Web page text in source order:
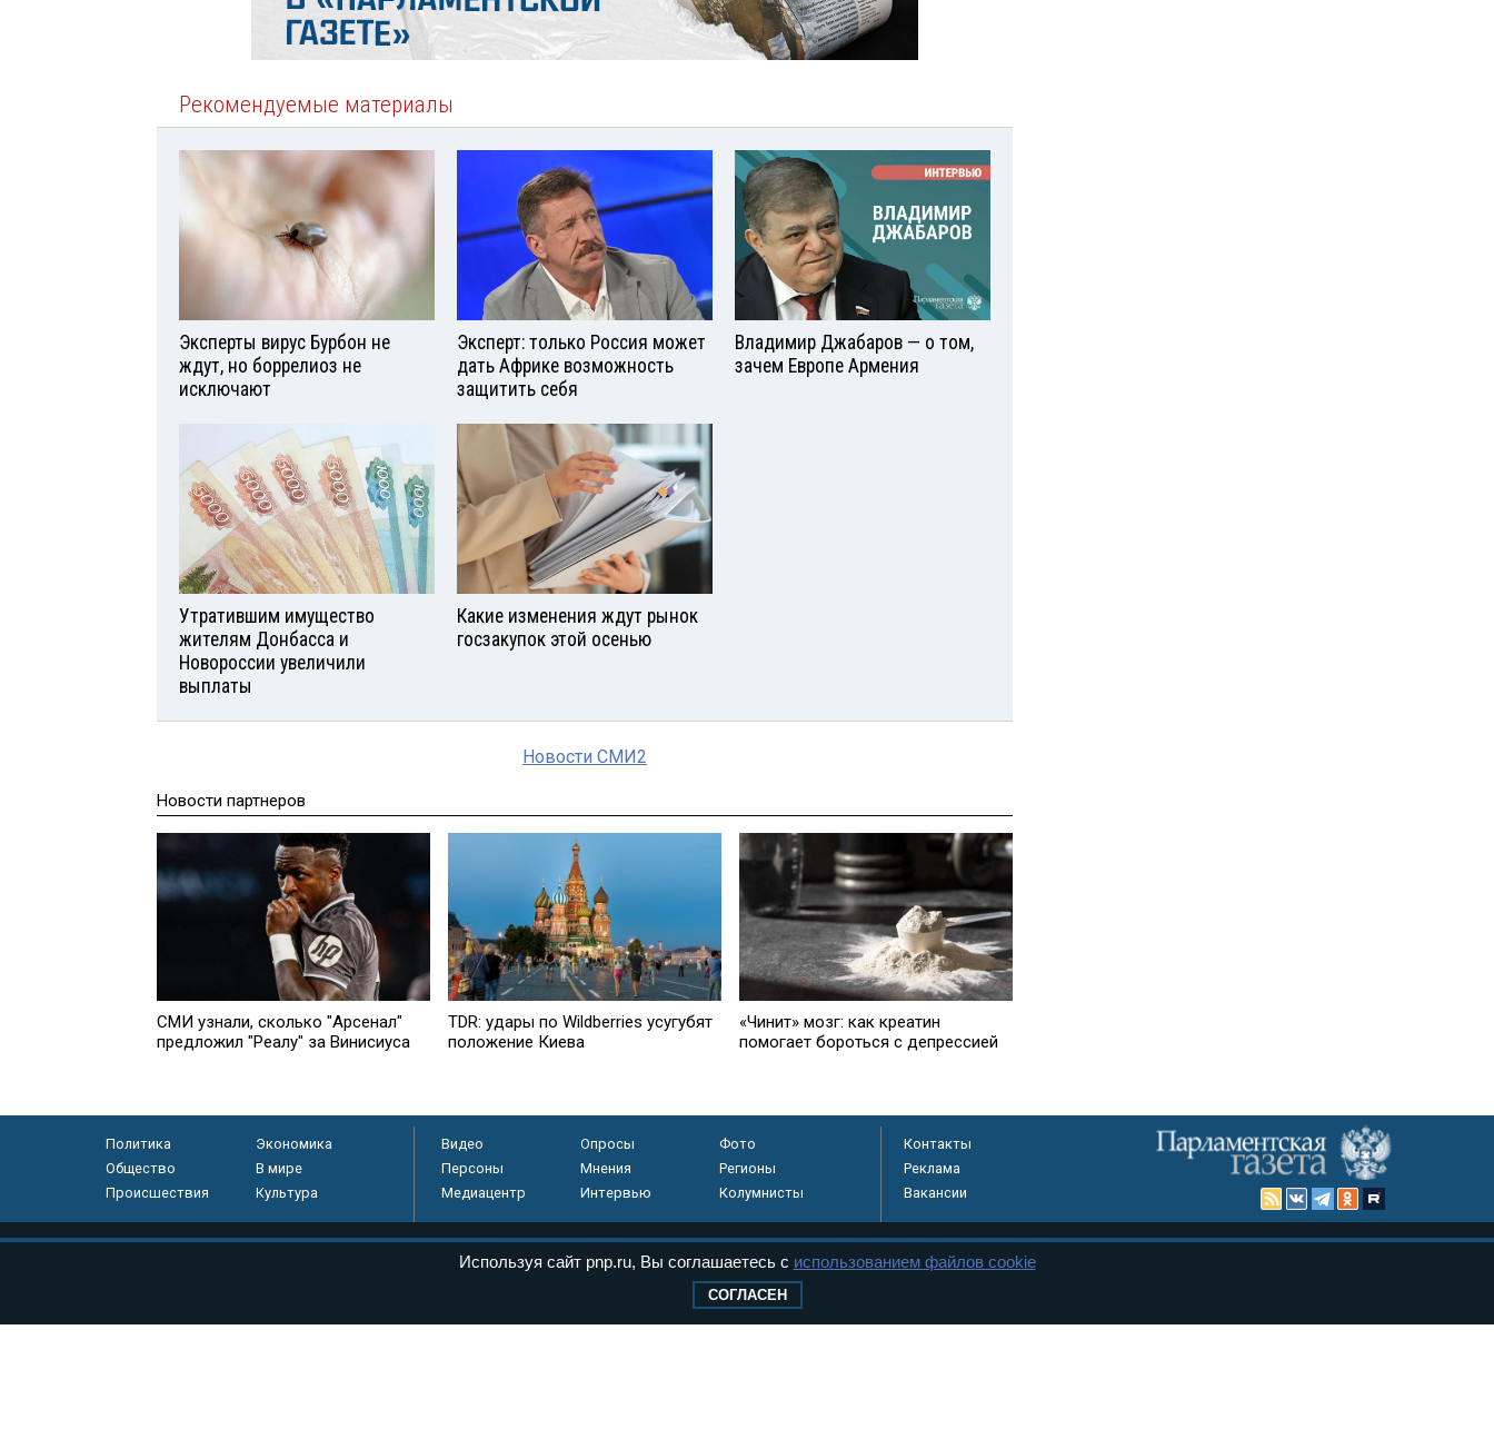
Рекомендуемые материалы
Эксперты вирус Бурбон не
ждут, но боррелиоз не
исключают
Эксперт: только Россия может
дать Африке возможность
защитить себя
Владимир Джабаров — о том,
зачем Европе Армения
Утратившим имущество
жителям Донбасса и
Новороссии увеличили
выплаты
Какие изменения ждут рынок
госзакупок этой осенью
Новости СМИ2
Новости партнеров
СМИ узнали, сколько "Арсенал"
предложил "Реалу" за Винисиуса
TDR: удары по Wildberries усугубят
положение Киева
«Чинит» мозг: как креатин
помогает бороться с депрессией
Политика
Экономика
Общество
В мире
Происшествия
Культура
Видео Опросы
Фото
Персоны
Мнения
Регионы
Медиацентр
Интервью Колумнисты
Контакты
Реклама
Вакансии
массовых коммуникаций (Роскомнадзор) 05 августа 2011 года. 18+
Используя сайт pnp.ru, Вы соглашаетесь с использованием файлов cookie
СОГЛАСЕН